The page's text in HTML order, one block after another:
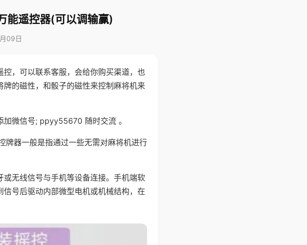
能遥控器(可以调输赢)
09日
，可以联系客服，会给你购买渠道，也
的磁性，和骰子的磁性来控制麻将机来
微信号; ppyy55670 随时交流 。
牌器一般是指通过一些无需对麻将机进行
无线信号与手机等设备连接。手机端软
号后驱动内部微型电机或机械结构，在